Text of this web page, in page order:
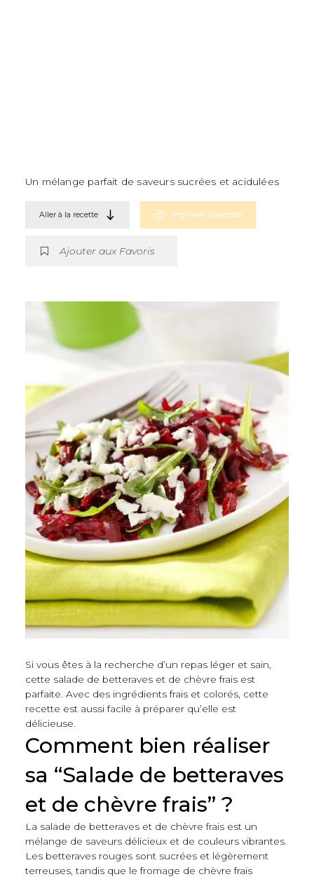
Un mélange parfait de saveurs sucrées et acidulées
Aller à la recette Imprimer la recette
Ajouter aux Favoris
Si vous êtes à la recherche d’un repas léger et sain,
cette salade de betteraves et de chèvre frais est
parfaite. Avec des ingrédients frais et colorés, cette
recette est aussi facile à préparer qu’elle est
délicieuse.
Comment bien réaliser
sa “Salade de betteraves
et de chèvre frais” ?
La salade de betteraves et de chèvre frais est un
mélange de saveurs délicieux et de couleurs vibrantes.
Les betteraves rouges sont sucrées et légèrement
terreuses, tandis que le fromage de chèvre frais